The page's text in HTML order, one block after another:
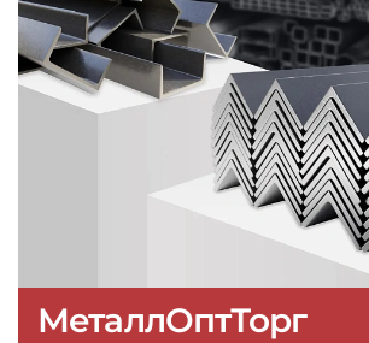
МеталлОптТорг